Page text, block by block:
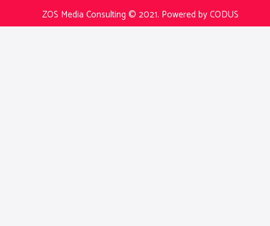
ZOS Media Consulting © 2021. Powered by CODUS